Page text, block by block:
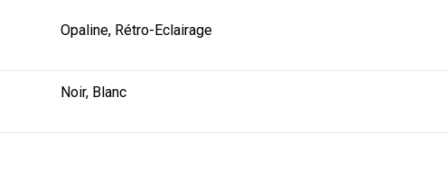
Opaline, Rétro-Eclairage
Noir, Blanc